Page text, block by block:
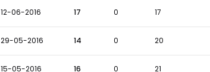
12-06-2016 17 0 17
29-05-2016 14 0 20
15-05-2016 16 0 21